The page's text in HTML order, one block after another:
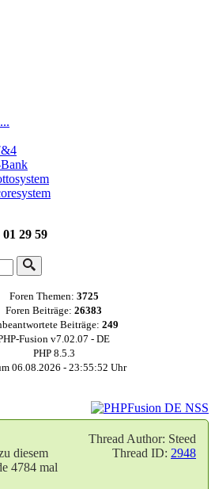
29 59
Foren Themen: 3725
Foren Beiträge: 26383
Beiträge: 249
Fusion v7.02.07 - DE
PHP 8.5.3
06.08.2026 - 23:55:53 Uhr
Thread Author: Steed
Thread ID: 2948
diesem
4784 mal